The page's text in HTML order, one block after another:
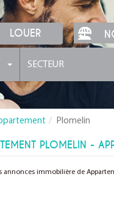
LOUER
SECTEUR
Plomelin
PLOMELIN -
immobilière de